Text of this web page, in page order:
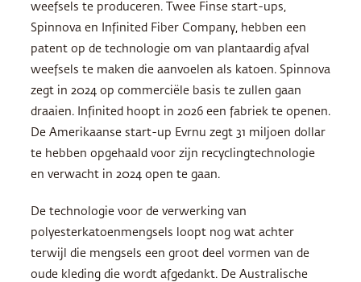
weefsels te produceren. Twee Finse start-ups,
Spinnova en Infinited Fiber Company, hebben een
patent op de technologie om van plantaardig afval
weefsels te maken die aanvoelen als katoen. Spinnova
zegt in 2024 op commerciële basis te zullen gaan
draaien. Infinited hoopt in 2026 een fabriek te openen.
De Amerikaanse start-up Evrnu zegt 31 miljoen dollar
te hebben opgehaald voor zijn recyclingtechnologie
en verwacht in 2024 open te gaan.
De technologie voor de verwerking van
polyesterkatoenmengsels loopt nog wat achter
terwijl die mengsels een groot deel vormen van de
oude kleding die wordt afgedankt. De Australische